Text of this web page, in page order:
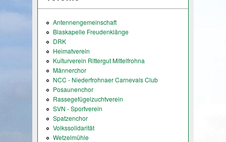
Antennengemeinschaft
Blaskapelle Freudenklänge
DRK
Heimatverein
Kulturverein Rittergut Mittelfrohna
Männerchor
NCC - Niederfrohnaer Carnevals Club
Posaunenchor
Rassegefügelzuchtverein
SVN - Sportverein
Spatzenchor
Volkssolidarität
Wetzelmühle